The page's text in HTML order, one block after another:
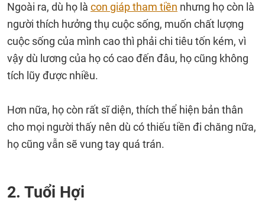
Ngoài ra, dù họ là con giáp tham tiền nhưng họ còn là
người thích hưởng thụ cuộc sống, muốn chất lượng
cuộc sống của mình cao thì phải chi tiêu tốn kém, vì
vậy dù lương của họ có cao đến đâu, họ cũng không
tích lũy được nhiều.
Hơn nữa, họ còn rất sĩ diện, thích thể hiện bản thân
cho mọi người thấy nên dù có thiếu tiền đi chăng nữa,
họ cũng vẫn sẽ vung tay quá trán.
2. Tuổi Hợi